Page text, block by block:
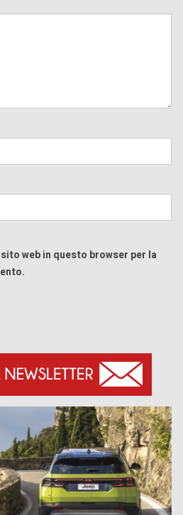
web in questo browser per la